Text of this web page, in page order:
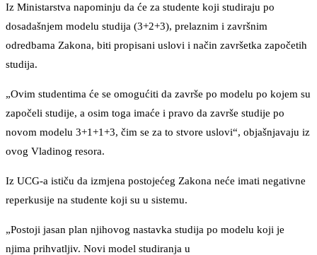
Iz Ministarstva napominju da će za studente koji studiraju po
dosadašnjem modelu studija (3+2+3), prelaznim i završnim
odredbama Zakona, biti propisani uslovi i način završetka započetih
studija.
„Ovim studentima će se omogućiti da završe po modelu po kojem su
započeli studije, a osim toga imaće i pravo da završe studije po
novom modelu 3+1+1+3, čim se za to stvore uslovi“, objašnjavaju iz
ovog Vladinog resora.
Iz UCG-a ističu da izmjena postojećeg Zakona neće imati negativne
reperkusije na studente koji su u sistemu.
„Postoji jasan plan njihovog nastavka studija po modelu koji je
njima prihvatljiv. Novi model studiranja u